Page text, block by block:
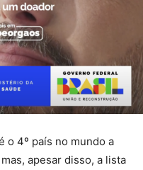
o 4º país no mundo a
apesar disso, a lista